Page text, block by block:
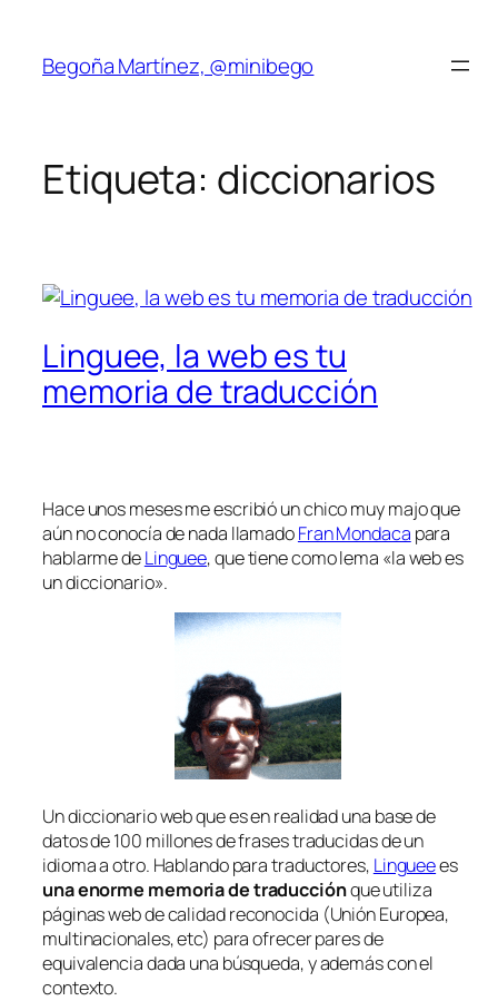
contenido
Begoña Martínez, @minibego
Etiqueta: diccionarios
Linguee, la web es tu
memoria de traducción
Hace unos meses me escribió un chico muy majo que
aún no conocía de nada llamadoFran Mondaca para
hablarme deLinguee, que tiene como lema «la web es
un diccionario».
Un diccionario web que es en realidad una base de
datos de 100 millones de frases traducidas de un
idioma a otro. Hablando para traductores, Lingueees
una enorme memoria de traducciónque utiliza
páginas web de calidadreconocida (Unión Europea,
multinacionales, etc) para ofrecer pares de
equivalencia dada una búsqueda, y además con el
contexto.